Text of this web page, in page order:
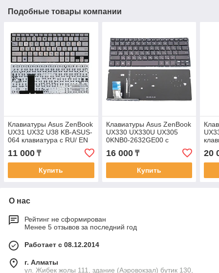
Подобные товары компании
Клавиатуры Asus ZenBook
UX31 UX32 U38 KB-ASUS-
064 клавиатура c RU/ EN
раскладкой
11 000 ₸
Купить
Клавиатуры Asus ZenBook
UX330 UX330U UX305
0KNB0-2632GE00 с
подсветкой клавиатура c
RU/ EN раскладкой
16 000₸
Купить
20
О нас
Рейтинг не сформирован
Менее 5 отзывов за последний год
Работает с 08.12.2014
г. Алматы
ул. Жибек жолы 111, здание (Аэровокзал) бутик 130,